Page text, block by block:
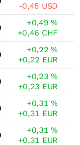
-0,45 USD
+0,49%
+0,46 CHF
+0,22%
+0,22 EUR
+0,23%
+0,23 EUR
+0,31%
+0,31 EUR
+0,31%
+0,31 EUR